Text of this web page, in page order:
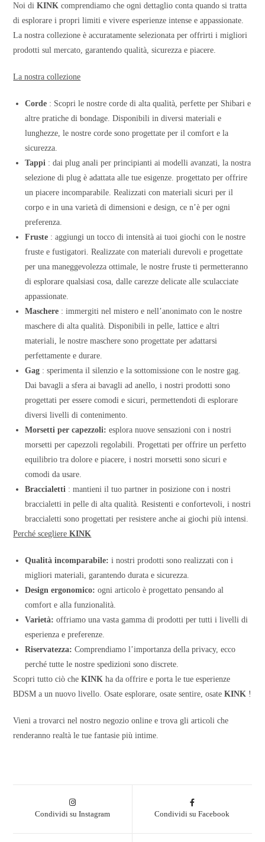
Noi diKINK comprendiamo che ogni dettaglio conta quando si tratta
di esplorare i propri limiti e vivere esperienze intense e appassionate.
La nostra collezione è accuratamente selezionata per offrirti i migliori
prodotti sul mercato, garantendo qualità, sicurezza e piacere.
La nostra collezione
Corde : Scopri le nostre corde di alta qualità, perfette per Shibari e
altre pratiche di bondage. Disponibili in diversi materiali e
lunghezze, le nostre corde sono progettate per il comfort e la
sicurezza.
Tappi : dai plug anali per principianti ai modelli avanzati, la nostra
selezione di plug è adattata alle tue esigenze. progettato per offrire
un piacere incomparabile. Realizzati con materiali sicuri per il
corpo e in una varietà di dimensioni e design, ce n’è per ogni
preferenza.
Fruste : aggiungi un tocco di intensità ai tuoi giochi con le nostre
fruste e fustigatori. Realizzate con materiali durevoli e progettate
per una maneggevolezza ottimale, le nostre fruste ti permetteranno
di esplorare qualsiasi cosa, dalle carezze delicate alle sculacciate
appassionate.
Maschere : immergiti nel mistero e nell’anonimato con le nostre
maschere di alta qualità. Disponibili in pelle, lattice e altri
materiali, le nostre maschere sono progettate per adattarsi
perfettamente e durare.
Gag : sperimenta il silenzio e la sottomissione con le nostre gag.
Dai bavagli a sfera ai bavagli ad anello, i nostri prodotti sono
progettati per essere comodi e sicuri, permettendoti di esplorare
diversi livelli di contenimento.
Morsetti per capezzoli: esplora nuove sensazioni con i nostri
morsetti per capezzoli regolabili. Progettati per offrire un perfetto
equilibrio tra dolore e piacere, i nostri morsetti sono sicuri e
comodi da usare.
Braccialetti : mantieni il tuo partner in posizione con i nostri
braccialetti in pelle di alta qualità. Resistenti e confortevoli, i nostri
braccialetti sono progettati per resistere anche ai giochi più intensi.
Perché scegliereKINK
Qualità incomparabile: i nostri prodotti sono realizzati con i
migliori materiali, garantendo durata e sicurezza.
Design ergonomico: ogni articolo è progettato pensando al
comfort e alla funzionalità.
Varietà: offriamo una vasta gamma di prodotti per tutti i livelli di
esperienza e preferenze.
Riservatezza: Comprendiamo l’importanza della privacy, ecco
perché tutte le nostre spedizioni sono discrete.
Scopri tutto ciò cheKINK ha da offrire e porta le tue esperienze
BDSM a un nuovo livello. Osate esplorare, osate sentire, osateKINK !
Vieni a trovarci nel nostro negozio online e trova gli articoli che
renderanno realtà le tue fantasie più intime.
Condividi su Instagram Condividi su Facebook